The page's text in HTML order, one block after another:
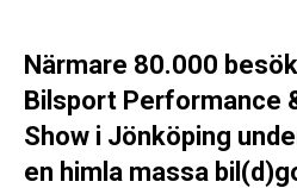
Närmare 80.000
Bilsport Performance
Show i Jönköping
en himla massa